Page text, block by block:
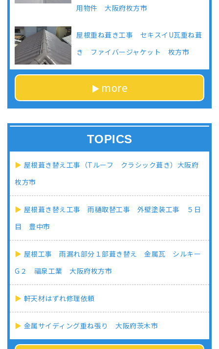
用物件 大阪府枚方市
屋根重ね葺き工事 セキスイU瓦重ね葺
き ファイバージャケット 枚方市
more
TOPICS
屋根葺き替え工事（Tルーフ クラシック葺き）大阪府
枚方市
屋根葺き替え工事 雨樋取替工事 外壁塗装工事 ５日
目 豊中市
屋根工事 雨漏れ部分１部葺き替え 金属瓦 シルキー
G２ 福泉工業 大阪府枚方市
軒天材はずれ修理依頼
金属サイディング重ね張り 大阪府茨木市